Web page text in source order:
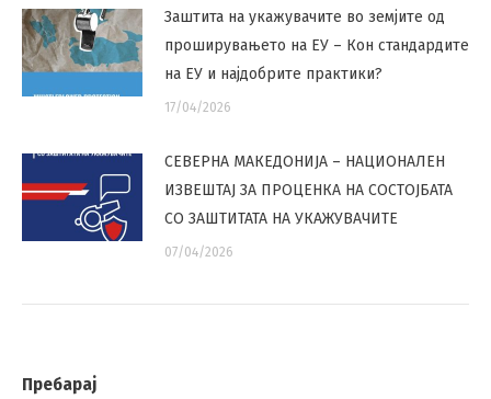
Заштита на укажувачите во земјите од
проширувањето на ЕУ – Кон стандардите
на ЕУ и најдобрите практики?
17/04/2026
СЕВЕРНА МАКЕДОНИЈА – НАЦИОНАЛЕН
ИЗВЕШТАЈ ЗА ПРОЦЕНКА НА СОСТОЈБАТА
СО ЗАШТИТАТА НА УКАЖУВАЧИТЕ
07/04/2026
Пребарај